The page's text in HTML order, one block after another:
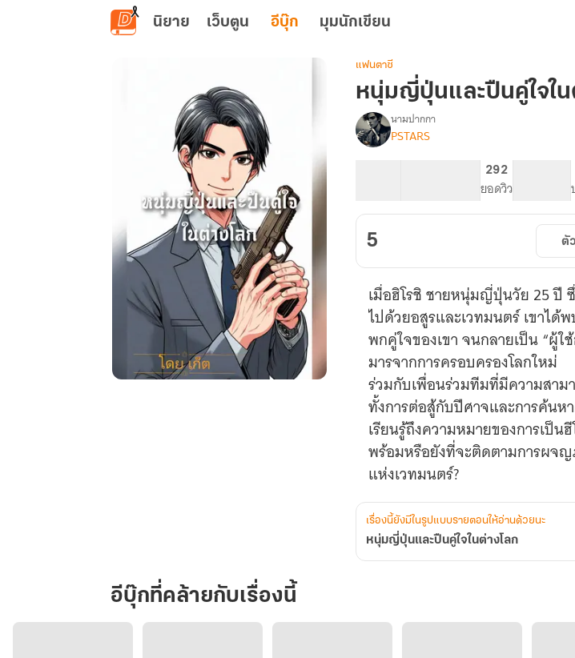
ข้ามไปยังเนื้อหาหลัก
นิยาย เว็บตูน อีบุ๊ก มุมนักเขียน
แฟนตาซี
หนุ่มญี่ปุ่นและปืนคู่ใจใน
เรื่อง
หนุ่ม
คู่ใจ
ต่าง
โลก
นามปากกา
PSTARS
292
ยอดวิว
5 ตั
เมื่อฮิโรชิ ชายหนุ่มญี่ปุ่นวัย 25 ปี
ไปด้วยอสูรและเวทมนตร์ เขาไ
พกคู่ใจของเขา จนกลายเป็น “ผู้
มารจากการครอบครองโลกใหม่
ร่วมกับเพื่อนร่วมทีมที่มีความสาม
ทั้งการต่อสู้กับปีศาจและการค้นห
เรียนรู้ถึงความหมายของการเป็
พร้อมหรือยังที่จะติดตามการผจญ
แห่งเวทมนตร์?
เรื่องนี้ยังมีในรูปแบบรายตอนให้อ่านด้วยนะ
หนุ่มญี่ปุ่นและปืนคู่ใจในต่างโลก
อีบุ๊กที่คล้ายกับเรื่องนี้